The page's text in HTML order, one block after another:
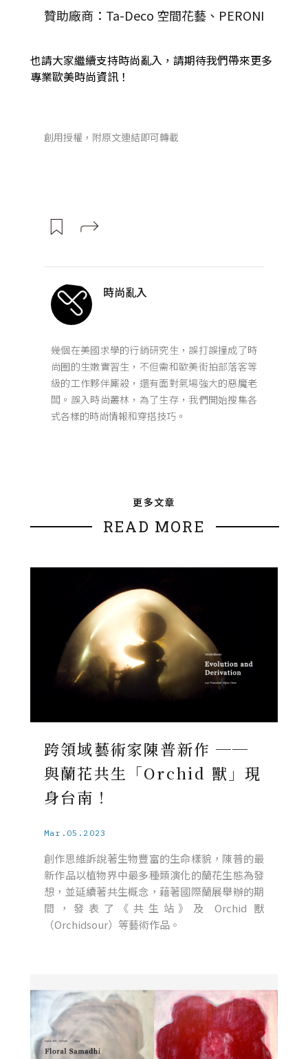
贊助廠商：Ta-Deco 空間花藝、PERONI
也請大家繼續支持時尚亂入，請期待我們帶來更多
專業歐美時尚資訊！
創用授權，附原文連結即可轉載
時尚亂入
幾個在美國求學的行銷研究生，誤打誤撞成了時
尚圈的生嫩實習生，不但需和歐美街拍部落客等
級的工作夥伴廝殺，還有面對氣場強大的惡魔老
闆。誤入時尚叢林，為了生存，我們開始搜集各
式各樣的時尚情報和穿搭技巧。
更多文章
READ MORE
跨領域藝術家陳普新作 ──
與蘭花共生「Orchid 獸」現
身台南！
Mar.05.2023
創作思維訴說著生物豐富的生命樣貌，陳普的最
新作品以植物界中最多種類演化的蘭花生態為發
想，並延續著共生概念，藉著國際蘭展舉辦的期
間，發表了《共生站》及 Orchid 獸
（Orchidsour）等藝術作品。